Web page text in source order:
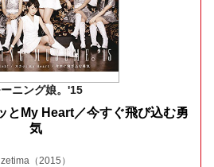
ニング娘。'15
とMy Heart／今すぐ飛び込む勇
気
zetima （2015）